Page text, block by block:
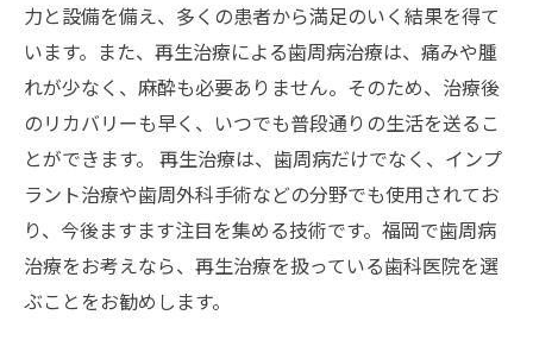
力と設備を備え、多くの患者から満足のいく結果を得て
います。また、再生治療による歯周病治療は、痛みや腫
れが少なく、麻酔も必要ありません。そのため、治療後
のリカバリーも早く、いつでも普段通りの生活を送るこ
とができます。 再生治療は、歯周病だけでなく、インプ
ラント治療や歯周外科手術などの分野でも使用されてお
り、今後ますます注目を集める技術です。福岡で歯周病
治療をお考えなら、再生治療を扱っている歯科医院を選
ぶことをお勧めします。